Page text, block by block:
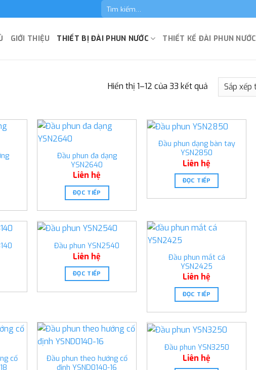
Tìm
kiếm:
GIỚI THIỆU THIẾT BỊ ĐÀI PHUN NƯỚC THIẾT KẾ ĐÀI PHUN NƯỚC
Hiển thị 1–12 của 33 kết quả
Đầu phun đa dạng
YSN2640
Liên hệ
ĐỌC TIẾP
Đầu phun dạng bàn tay
YSN2850
Liên hệ
ĐỌC TIẾP
Đầu phun YSN2540
Liên hệ
ĐỌC TIẾP
Đầu phun mắt cá
YSN2425
Liên hệ
ĐỌC TIẾP
cố
Đầu phun theo hướng cố
định YSND0140-16
Đầu phun YSN3250
Liên hệ